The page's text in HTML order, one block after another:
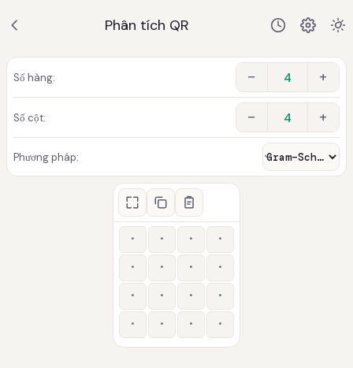
Phân tích QR
Số hàng: − +
Số cột: − +
Phương pháp: